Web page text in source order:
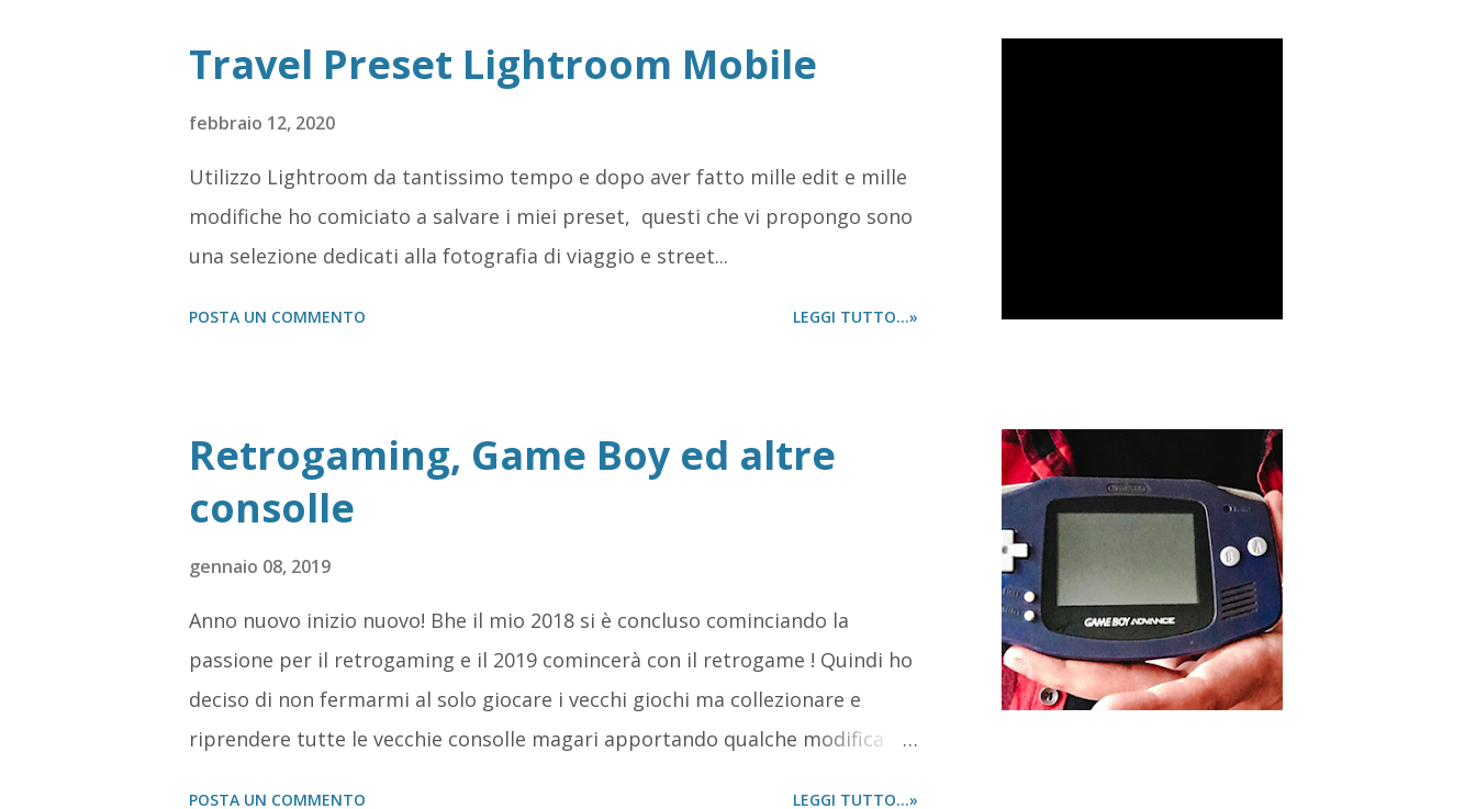
Travel Preset Lightroom Mobile
febbraio 12, 2020
Utilizzo Lightroom da tantissimo tempo e dopo aver fatto mille edit e mille
modifiche ho comiciato a salvare i miei preset, questi che vi propongo sono
una selezione dedicati alla fotografia di viaggio e street...
POSTA UN COMMENTO LEGGI TUTTO...»
Retrogaming, Game Boy ed altre
consolle
gennaio 08, 2019
Anno nuovo inizio nuovo! Bhe il mio 2018 si è concluso cominciando la
passione per il retrogaming e il 2019 comincerà con il retrogame ! Quindi ho
deciso di non fermarmi al solo giocare i vecchi giochi ma collezionare e
riprendere tutte le vecchie consolle magari apportando qualche modifica
POSTA UN COMMENTO LEGGI TUTTO...»